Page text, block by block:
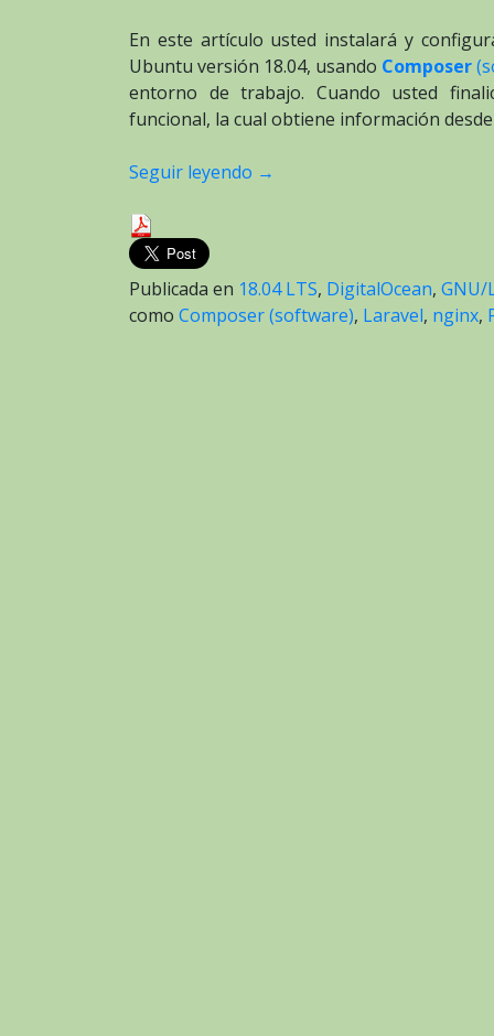
En este artículo usted instalará y
Ubuntu versión 18.04, usando Composer
entorno de trabajo. Cuando usted
funcional, la cual obtiene información
Seguir leyendo →
Publicada en 18.04 LTS, DigitalOcean, GNU/
como Composer (software), Laravel, nginx,